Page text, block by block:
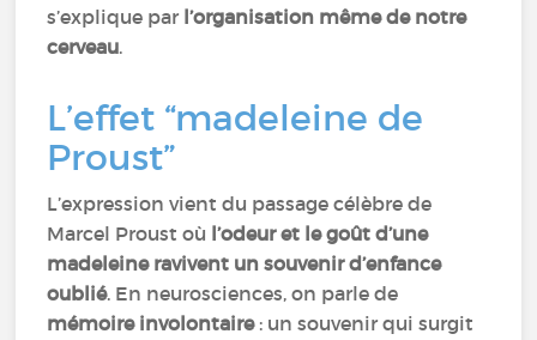
s’explique par l’organisation même de notre
cerveau.
L’effet “madeleine de
Proust”
L’expression vient du passage célèbre de
Marcel Proust où l’odeur et le goût d’une
madeleine ravivent un souvenir d’enfance
oublié. En neurosciences, on parle de
mémoire involontaire: un souvenir qui surgit